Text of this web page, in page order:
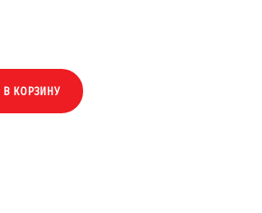
В КОРЗИНУ